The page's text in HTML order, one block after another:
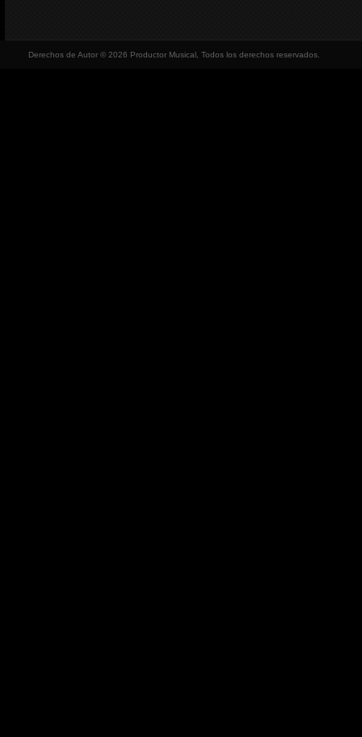
Derechos de Autor © 2026 Productor Musical, Todos los derechos reservados.